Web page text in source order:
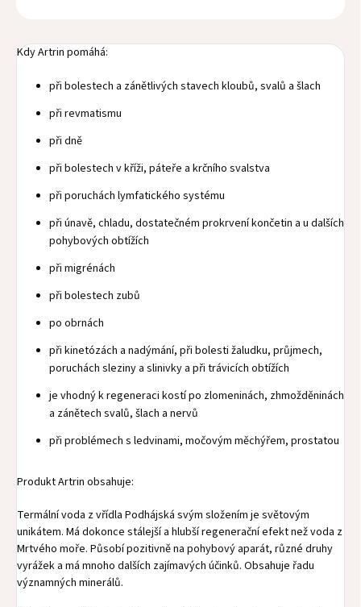
Kdy Artrin pomáhá:
při bolestech a zánětlivých stavech kloubů, svalů a šlach
při revmatismu
při dně
při bolestech v kříži, páteře a krčního svalstva
při poruchách lymfatického systému
při únavě, chladu, dostatečném prokrvení končetin a u dalších
pohybových obtížích
při migrénách
při bolestech zubů
po obrnách
při kinetózách a nadýmání, při bolesti žaludku, průjmech,
poruchách sleziny a slinivky a při trávicích obtížích
je vhodný k regeneraci kostí po zlomeninách, zhmožděninách
a zánětech svalů, šlach a nervů
při problémech s ledvinami, močovým měchýřem, prostatou
Produkt Artrin obsahuje:
Termální voda z vřídla Podhájská svým složením je světovým
unikátem. Má dokonce stálejší a hlubší regenerační efekt než voda z
Mrtvého moře. Působí pozitivně na pohybový aparát, různé druhy
vyrážek a má mnoho dalších zajímavých účinků. Obsahuje řadu
významných minerálů.